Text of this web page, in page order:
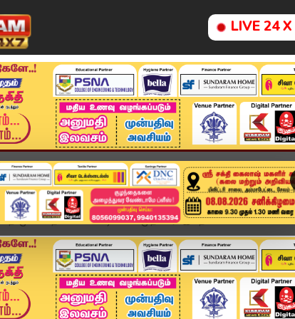
LIVE 24
அண்மை தமிழ்நாடு சினிமா அரசியல்
தி.மு.க சாதனையை பட்டியலிட்ட முதல்வர்.. இதெல்லாம...